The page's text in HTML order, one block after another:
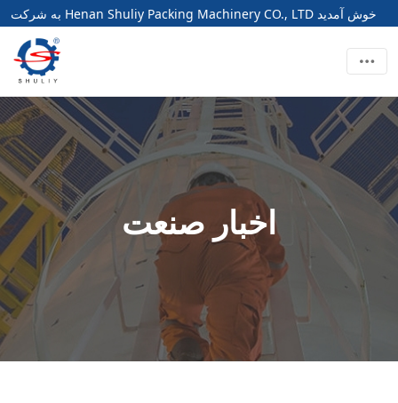
به شرکت Henan Shuliy Packing Machinery CO., LTD خوش آمدید
اخبار صنعت